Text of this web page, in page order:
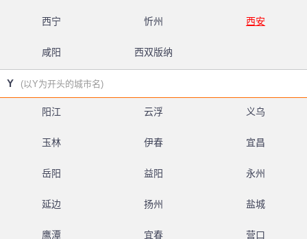
西宁 忻州 西安
咸阳 西双版纳
Y (以Y为开头的城市名)
阳江 云浮 义乌
玉林 伊春 宜昌
岳阳 益阳 永州
延边 扬州 盐城
鹰潭 宜春 营口